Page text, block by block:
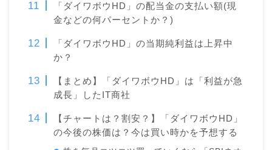
「ダイワボウHD」の配当金の支払い額(現
金などの何パーセントか？)
「ダイワボウHD」の当期純利益は上昇中
か？
【まとめ】「ダイワボウHD」は「利益が急
成長」したIT商社
【チャートは？割安？】「ダイワボウHD」
の今後の株価は？今は買い時かを予想する